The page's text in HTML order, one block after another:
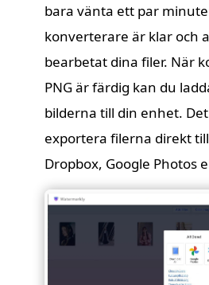
bara vänta ett par
konverterare är klar och
bearbetat dina filer. När
PNG är färdig kan du
bilderna till din enhet.
exportera filerna direkt
Dropbox, Google Photos